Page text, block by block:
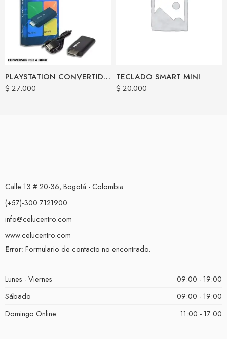
PLAYSTATION CONVERTIDOR HDMI PLAY 2
$ 27.000
TECLADO SMART MINI
$ 20.000
Calle 13 # 20-36, Bogotá - Colombia
(+57)-300 7121900
info@celucentro.com
www.celucentro.com
Error: Formulario de contacto no encontrado.
Lunes - Viernes
09:00 - 19:00
Sábado
09:00 - 19:00
Domingo Online
11:00 - 17:00